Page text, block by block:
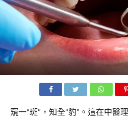
窺一“斑”，知全“豹”。這在中醫